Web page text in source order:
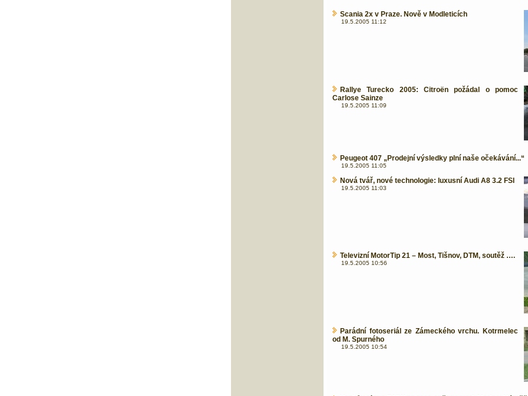
Scania 2x v Praze. Nově v Modleticích
19.5.2005 11:12
Rallye Turecko 2005: Citroën požádal o pomoc
Carlose Sainze
19.5.2005 11:09
Peugeot 407 „Prodejní výsledky plní naše očekávání...“
19.5.2005 11:05
Nová tvář, nové technologie: luxusní Audi A8 3.2 FSI
19.5.2005 11:03
Televizní MotorTip 21 – Most, Tišnov, DTM, soutěž ….
19.5.2005 10:56
Parádní fotoseriál ze Zámeckého vrchu. Kotrmelec
od M. Spurného
19.5.2005 10:54